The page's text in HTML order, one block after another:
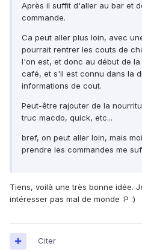
Après il suffit d'aller au bar et
commande.
Ca peut aller plus loin, avec
pourrait rentrer les couts de
l'on est, et donc au début de
café, et s'il est connu dans la
informations de cout.
Peut-être rajouter de la
truc macdo, quick, etc...
bref, on peut aller loin, mais
prendre les commandes me
Tiens, voilà une très bonne idée.
intéresser pas mal de monde :P :)
Citer